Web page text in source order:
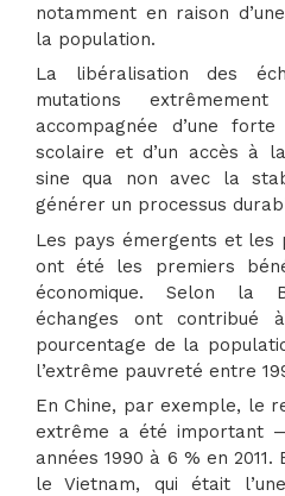
notamment en raison
la population.
La libéralisation des
mutations
accompagnée d’une
scolaire et d’un accès à
sine qua non avec la
générer un processus
Les pays émergents et les
ont été les premiers
économique. Selon la
échanges ont contribué
pourcentage de la
l’extrême pauvreté entre
En Chine, par exemple, le
extrême a été important
années 1990 à 6 % en
le Vietnam, qui était